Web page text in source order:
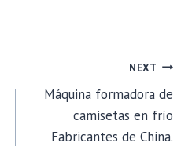
NEXT
Máquina formadora de
camisetas en frío
Fabricantes de China.